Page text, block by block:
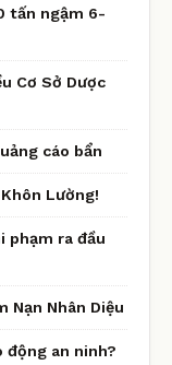
tấn ngậm 6-
Cơ Sở Dược
cáo bẩn
Lường!
phạm ra đầu
Nạn Nhân Diệu
động an ninh?